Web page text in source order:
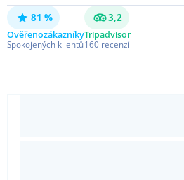
81 %
Ověřenozákazníky
Spokojených klientů
3,2
Tripadvisor
160 recenzí